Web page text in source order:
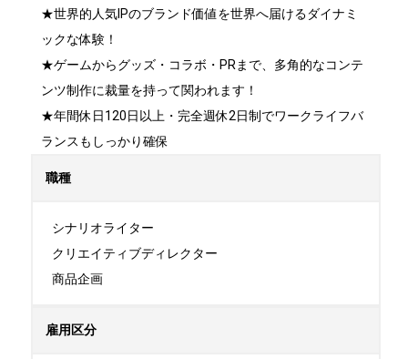
★世界的人気IPのブランド価値を世界へ届けるダイナミ
ックな体験！
★ゲームからグッズ・コラボ・PRまで、多角的なコンテ
ンツ制作に裁量を持って関われます！
★年間休日120日以上・完全週休2日制でワークライフバ
ランスもしっかり確保
職種
シナリオライター
クリエイティブディレクター
商品企画
雇用区分